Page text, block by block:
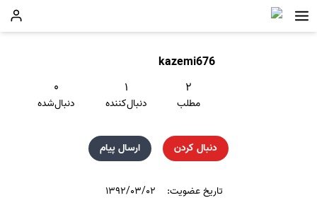
kazemi676
۲
مطلب
۱
دنبال‌کننده
۰
دنبال‌شده
دنبال کردن ارسال پیام
تاریخ عضویت: ۱۳۹۲/۰۳/۰۲